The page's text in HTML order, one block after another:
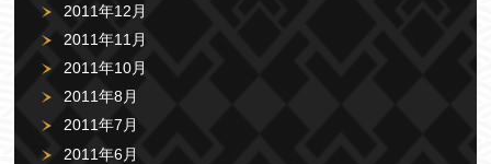
2011年12月
2011年11月
2011年10月
2011年8月
2011年7月
2011年6月